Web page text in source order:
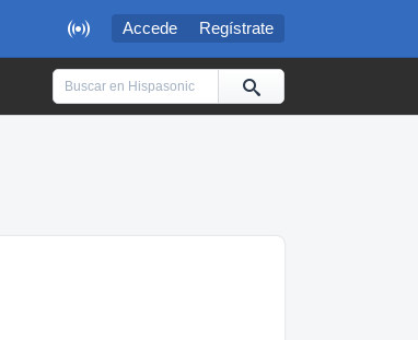
 Accede Regístrate